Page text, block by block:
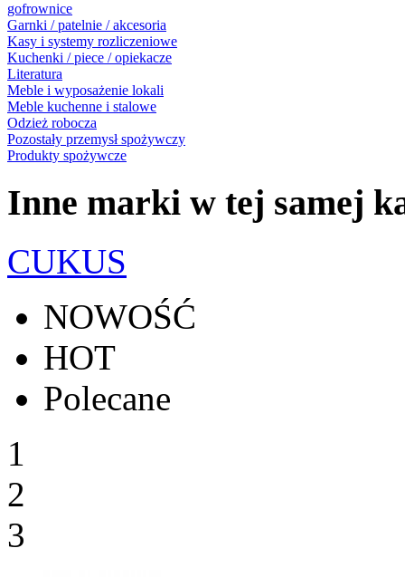
gofrownice
Garnki / patelnie / akcesoria
Kasy i systemy rozliczeniowe
Kuchenki / piece / opiekacze
Literatura
Meble i wyposażenie lokali
Meble kuchenne i stalowe
Odzież robocza
Pozostały przemysł spożywczy
Produkty spożywcze
Inne marki w tej samej
CUKUS
NOWOŚĆ
HOT
Polecane
1
2
3